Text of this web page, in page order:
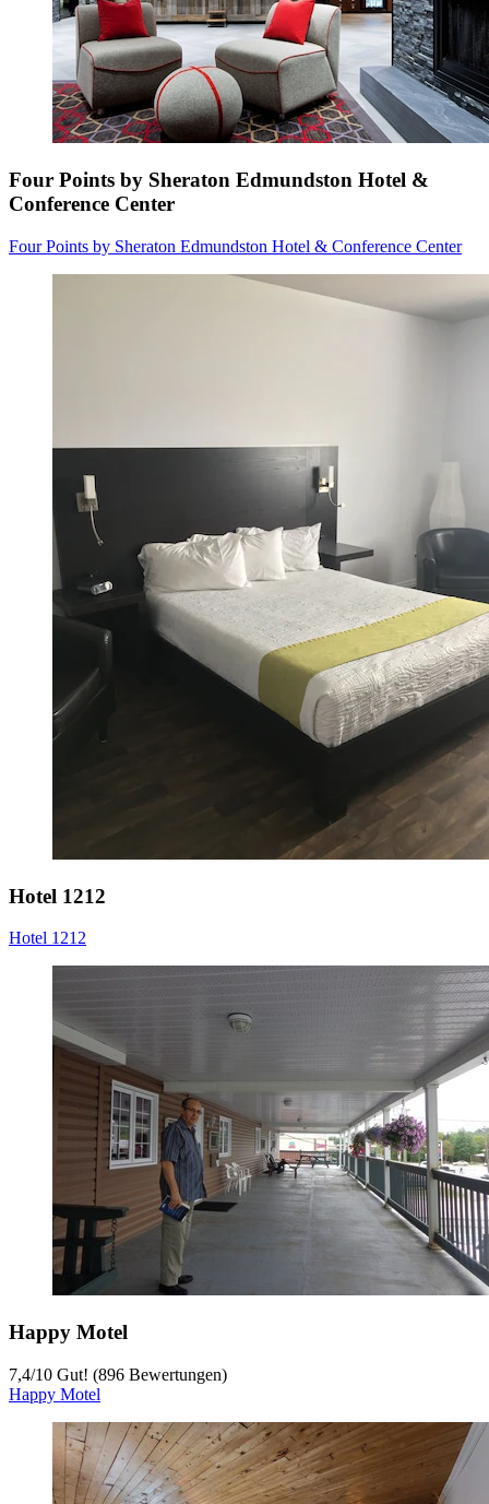
Four Points by Sheraton Edmundston Hotel &
Conference Center
Four Points by Sheraton Edmundston Hotel & Conference Center
Hotel 1212
Hotel 1212
Happy Motel
7,4/10 Gut! (896 Bewertungen)
Happy Motel